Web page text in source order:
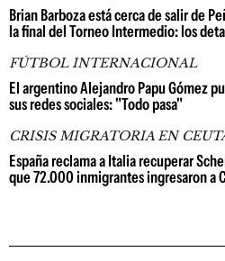
Brian Barboza está cerca de salir de
la final del Torneo Intermedio: los
FÚTBOL INTERNACIONAL
El argentino Alejandro Papu Gómez
sus redes sociales: "Todo pasa"
CRISIS MIGRATORIA EN
España reclama a Italia recuperar
que 72.000 inmigrantes ingresaron a